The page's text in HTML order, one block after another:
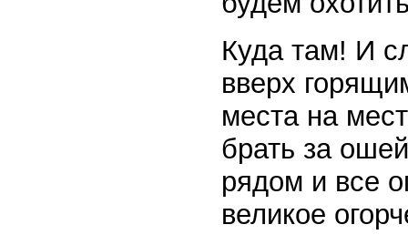
Куда там! И
вверх
места на
брать за
рядом и все
великое